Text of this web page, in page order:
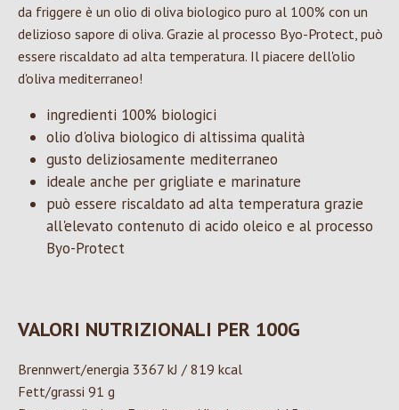
da friggere è un olio di oliva biologico puro al 100% con un
delizioso sapore di oliva. Grazie al processo Byo-Protect, può
essere riscaldato ad alta temperatura. Il piacere dell'olio
d'oliva mediterraneo!
ingredienti 100% biologici
olio d'oliva biologico di altissima qualità
gusto deliziosamente mediterraneo
ideale anche per grigliate e marinature
può essere riscaldato ad alta temperatura grazie
all'elevato contenuto di acido oleico e al processo
Byo-Protect
VALORI NUTRIZIONALI PER 100G
Brennwert/energia 3367 kJ / 819 kcal
Fett/grassi 91 g